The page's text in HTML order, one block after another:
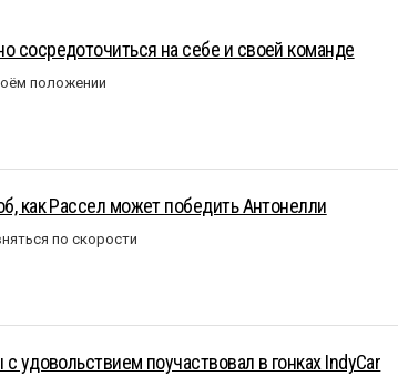
сосредоточиться на себе и своей команде
положении
как Рассел может победить Антонелли
по скорости
удовольствием поучаствовал в гонках IndyCar